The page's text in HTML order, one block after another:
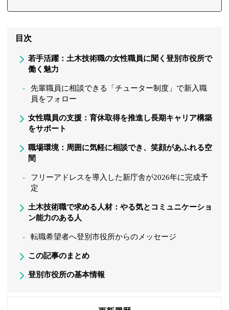
目次
若手活躍：土木技術職の女性職員に聞く登別市役所で
働く魅力
先輩職員に相談できる「チューター制度」で新入職
員をフォロー
女性職員の支援：育休取得を推進し長期キャリア構築
をサポート
職場環境：周囲に気軽に相談でき、笑顔があふれる空
間
フリーアドレスを導入した新庁舎が2026年に完成予
定
土木技術職で求める人材：やる気とコミュニケーショ
ン能力のある人
転職希望者へ登別市役所からのメッセージ
この記事のまとめ
登別市役所の基本情報